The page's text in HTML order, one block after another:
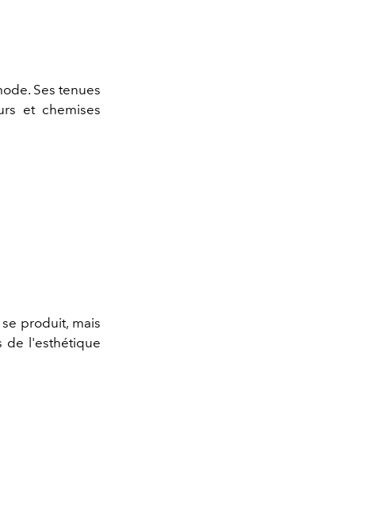
Ses tenues
et chemises
produit, mais
de l'esthétique